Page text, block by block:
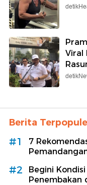
Viral
Berita
#1
7
#2
Begini
Penembakan